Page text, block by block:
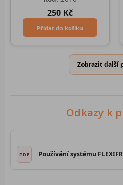
250 Kč
Přidat do košíku
Zobrazit další
Odkazy k
Používání systému